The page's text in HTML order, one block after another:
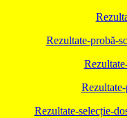
Rezultate-probă-
Rezultate-selecție-